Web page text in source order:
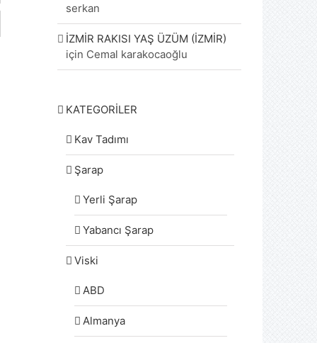
serkan
İZMİR RAKISI YAŞ ÜZÜM (İZMİR)
için Cemal karakocaoğlu
KATEGORİLER
Kav Tadımı
Şarap
Yerli Şarap
Yabancı Şarap
Viski
ABD
Almanya